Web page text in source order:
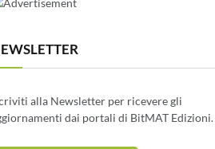
alla Newsletter per ricevere gli
dai portali di BitMAT Edizioni.